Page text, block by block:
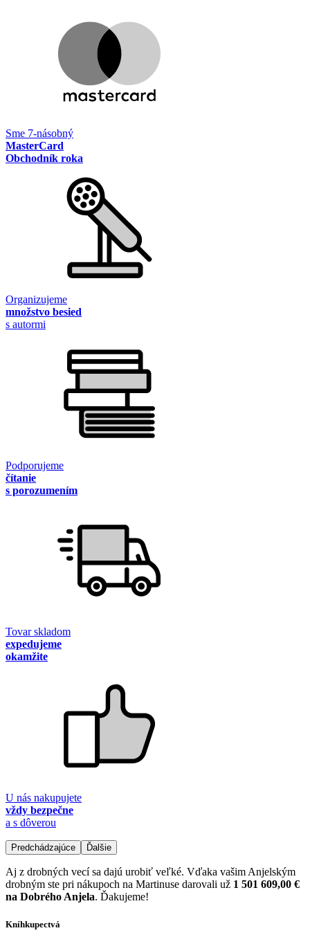
Sme 7-násobný
MasterCard
Obchodník roka
Organizujeme
množstvo besied
s autormi
Podporujeme
čítanie
s porozumením
Tovar skladom
expedujeme
okamžite
U nás nakupujete
vždy bezpečne
a s dôverou
Predchádzajúce Ďalšie
Aj z drobných vecí sa dajú urobiť veľké. Vďaka vašim Anjelským
drobným ste pri nákupoch na Martinuse darovali už 1 501 609,00 €
na Dobrého Anjela. Ďakujeme!
Kníhkupectvá